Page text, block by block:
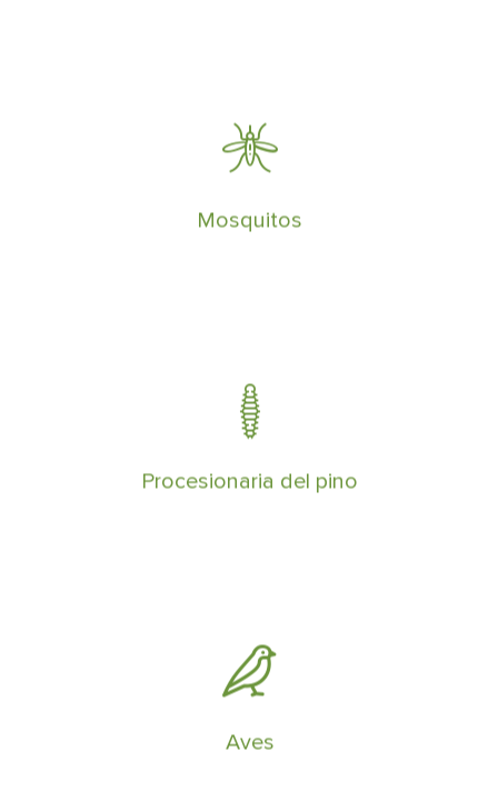
Mosquitos
Eliminar moscas y mosquitos requiere de
Procesionaria del pino
Acabar con la procesionaria del pino
requiere de una planificación y
Aves
El control de palomas y cotorras en
ciudades, tiene que ser estricto y